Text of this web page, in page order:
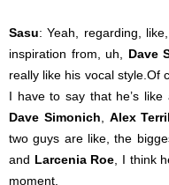
Sasu: Yeah, regarding,
inspiration from, uh, Dave
really like his vocal style.Of
I have to say that he’s
Dave Simonich
Alex
two guys are like, the
and Larcenia Roe , I think
moment.